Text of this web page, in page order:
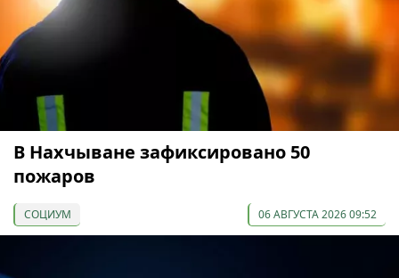
В Нахчыване зафиксировано 50
пожаров
СОЦИУМ 06 АВГУСТА 2026 09:52